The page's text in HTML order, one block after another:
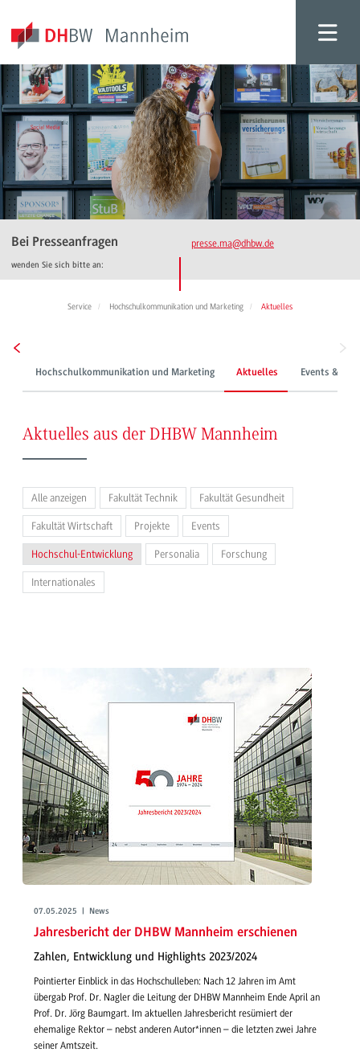
Bei Presseanfragen
wenden Sie sich bitte an:
presse.ma@dhbw.de
Service Hochschulkommunikation und Marketing Aktuelles
Hochschulkommunikation und Marketing Aktuelles Events &
Aktuelles aus der DHBW Mannheim
Alle anzeigen Fakultät Technik Fakultät Gesundheit
Fakultät Wirtschaft Projekte Events
Hochschul-Entwicklung Personalia Forschung
Internationales
07.05.2025 | News
Jahresbericht der DHBW Mannheim erschienen
Zahlen, Entwicklung und Highlights 2023/2024
Pointierter Einblick in das Hochschulleben: Nach 12 Jahren im Amt
übergab Prof. Dr. Nagler die Leitung der DHBW Mannheim Ende April an
Prof. Dr. Jörg Baumgart. Im aktuellen Jahresbericht resümiert der
ehemalige Rektor – nebst anderen Autor*innen – die letzten zwei Jahre
seiner Amtszeit.